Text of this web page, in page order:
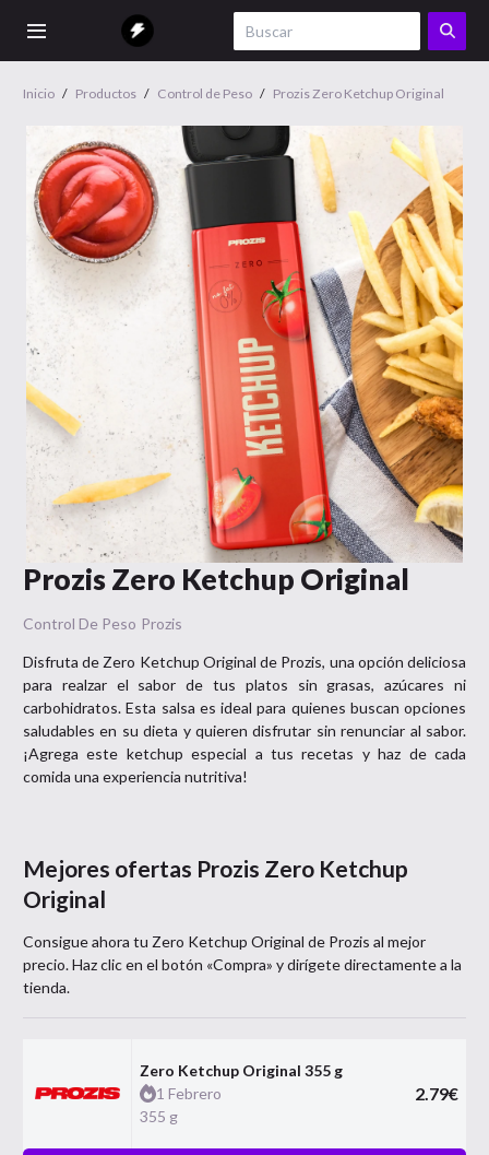
Inicio / Productos / Control de Peso / Prozis Zero Ketchup Original
Prozis Zero Ketchup Original
Control De Peso Prozis
Disfruta de Zero Ketchup Original de Prozis, una opción deliciosa
para realzar el sabor de tus platos sin grasas, azúcares ni
carbohidratos. Esta salsa es ideal para quienes buscan opciones
saludables en su dieta y quieren disfrutar sin renunciar al sabor.
¡Agrega este ketchup especial a tus recetas y haz de cada
comida una experiencia nutritiva!
Mejores ofertas Prozis Zero Ketchup
Original
Consigue ahora tu Zero Ketchup Original de Prozis al mejor
precio. Haz clic en el botón «Compra» y dirígete directamente a la
tienda.
Zero Ketchup Original 355 g
1 Febrero
355 g
2.79€